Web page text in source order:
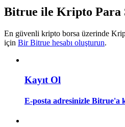
Bilgi
Ticaret bilgileri vb. dahil
Bitrue ile Kripto Para
En güvenli kripto borsa üzerinde
için Bir Bitrue hesabı oluşturun.
Kayıt Ol
E-posta adresinizle Bitrue'a